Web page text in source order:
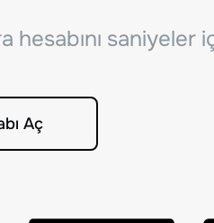
hesabını saniyeler
Aç